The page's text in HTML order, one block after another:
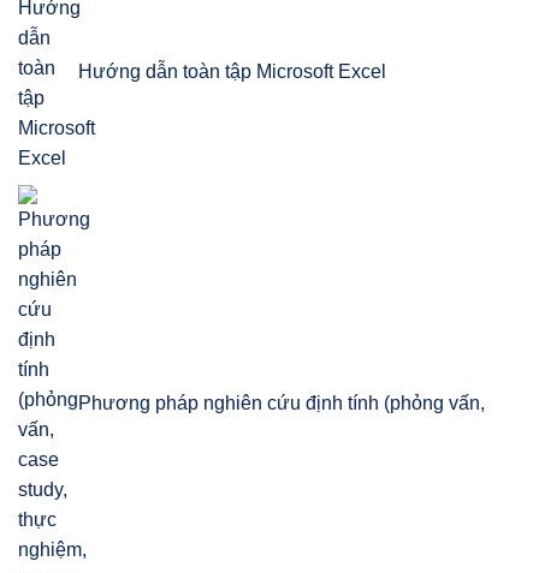
Hướng dẫn toàn tập Microsoft Excel
Phương pháp nghiên cứu định tính (phỏng vấn,